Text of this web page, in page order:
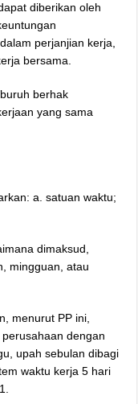
diberikan oleh
perjanjian kerja,
bersama.
berhak
yang sama
a. satuan waktu;
dimaksud,
mingguan, atau
menurut PP ini,
dengan
upah sebulan dibagi
waktu kerja 5 hari